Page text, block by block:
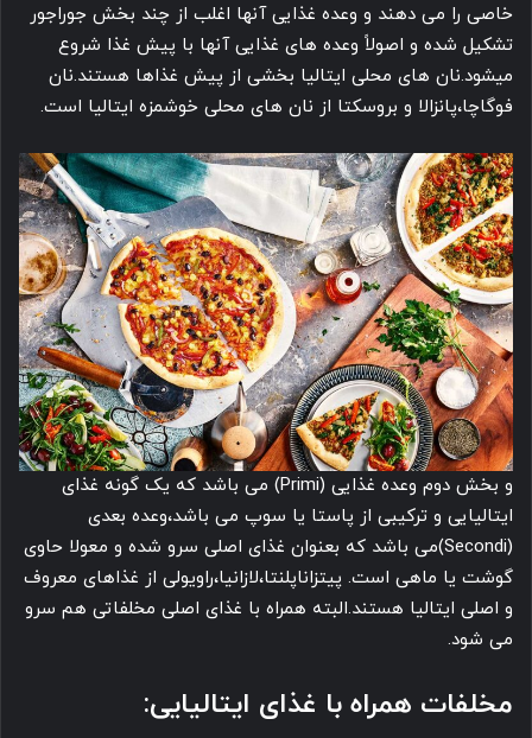
خاصی را می دهند و وعده غذایی آنها اغلب از چند بخش جوراجور
تشکیل شده و اصولاً وعده های غذایی آنها با پیش غذا شروع
میشود.نان های محلی ایتالیا بخشی از پیش غذاها هستند.نان
فوگاچا،پانزالا و بروسکتا از نان های محلی خوشمزه ایتالیا است.
و بخش دوم وعده غذایی (Primi) می باشد که یک گونه غذای
ایتالیایی و ترکیبی از پاستا یا سوپ می باشد،وعده بعدی
(Secondi)می باشد که بعنوان غذای اصلی سرو شده و معولا حاوی
گوشت یا ماهی است. پیتزاناپلنتا،لازانیا،راویولی از غذاهای معروف
و اصلی ایتالیا هستند.البته همراه با غذای اصلی مخلفاتی هم سرو
می شود.
مخلفات همراه با غذای ایتالیایی: